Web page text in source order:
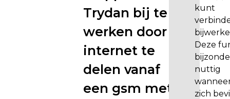
Trydan bij te
werken door
internet te
delen vanaf
een gsm met
kunt
Deze
nuttig
zich